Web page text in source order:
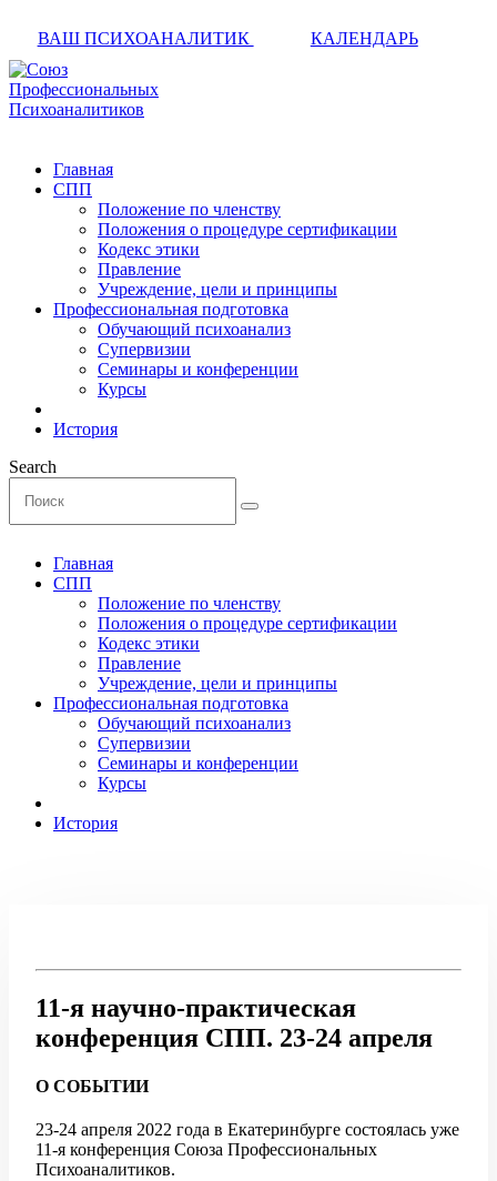
ВАШ ПСИХОАНАЛИТИК КАЛЕНДАРЬ
Главная
СПП
Положение по членству
Положения о процедуре сертификации
Кодекс этики
Правление
Учреждение, цели и принципы
Профессиональная подготовка
Обучающий психоанализ
Супервизии
Семинары и конференции
Курсы
История
Search
Главная
СПП
Положение по членству
Положения о процедуре сертификации
Кодекс этики
Правление
Учреждение, цели и принципы
Профессиональная подготовка
Обучающий психоанализ
Супервизии
Семинары и конференции
Курсы
История
11-я научно-практическая
конференция СПП. 23-24 апреля
О СОБЫТИИ
23-24 апреля 2022 года в Екатеринбурге состоялась уже
11-я конференция Союза Профессиональных
Психоаналитиков.